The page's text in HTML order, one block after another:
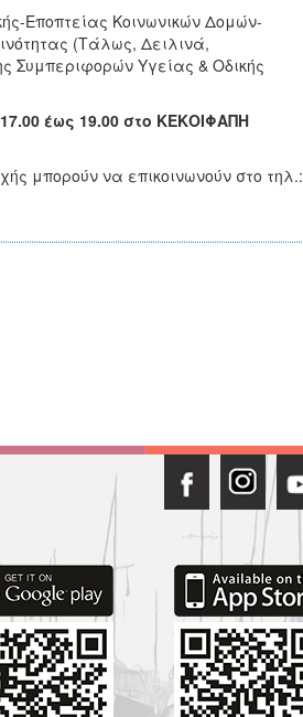
Εποπτείας Κοινωνικών Δομών-
(Τάλως, Δειλινά,
Συμπεριφορών Υγείας & Οδικής
έως 19.00 στο ΚΕΚΟΙΦΑΠΗ
μπορούν να επικοινωνούν στο τηλ.: